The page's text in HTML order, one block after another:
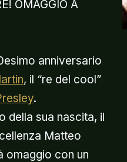
OMAGGIO A
anniversario
, il “re del cool”
.
della sua nascita, il
Matteo
omaggio con un